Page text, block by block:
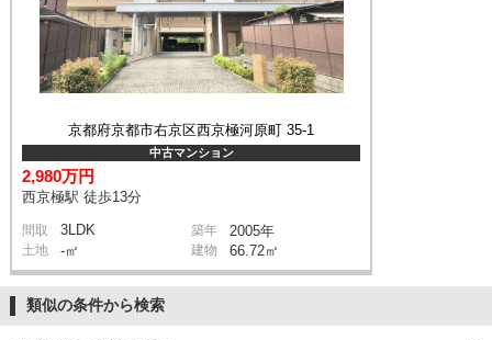
京都府京都市右京区西京極河原町 35-1
中古マンション
2,980万円
西京極駅 徒歩13分
間取 3LDK 築年 2005年
土地 -㎡ 建物 66.72㎡
類似の条件から検索